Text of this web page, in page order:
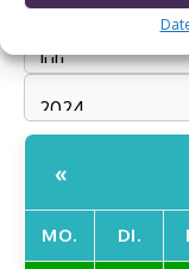
«
MO. DI.